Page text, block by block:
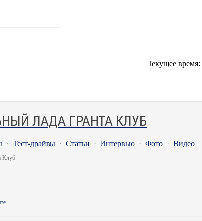
Текущее время:
ЛАДА ГРАНТА КЛУБ
· Тест-драйвы · Статьи · Интервью · Фото · Видео
Клуб